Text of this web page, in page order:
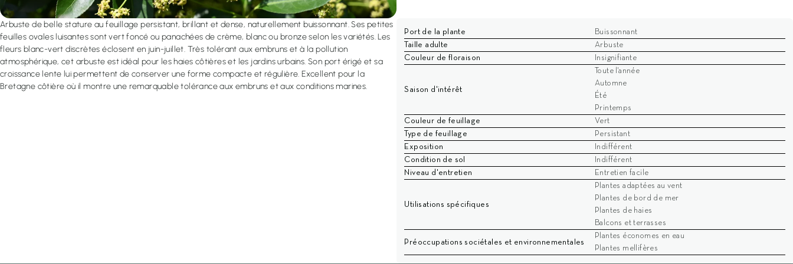
Arbuste de belle stature au feuillage persistant, brillant et dense, naturellement buissonnant. Ses petites
feuilles ovales luisantes sont vert foncé ou panachées de crème, blanc ou bronze selon les variétés. Les
fleurs blanc-vert discrètes éclosent en juin-juillet. Très tolérant aux embruns et à la pollution
atmosphérique, cet arbuste est idéal pour les haies côtières et les jardins urbains. Son port érigé et sa
croissance lente lui permettent de conserver une forme compacte et régulière. Excellent pour la
Bretagne côtière où il montre une remarquable tolérance aux embruns et aux conditions marines.
Port de la plante
Buissonnant
Taille adulte
Arbuste
Couleur de floraison
Insignifiante
Saison d'intérêt
Toute l'année
Automne
Été
Printemps
Couleur de feuillage
Vert
Type de feuillage
Persistant
Exposition
Indifférent
Condition de sol
Indifférent
Niveau d'entretien
Entretien facile
Utilisations spécifiques
Plantes adaptées au vent
Plantes de bord de mer
Plantes de haies
Balcons et terrasses
Préoccupations sociétales et environnementales
Plantes économes en eau
Plantes mellifères